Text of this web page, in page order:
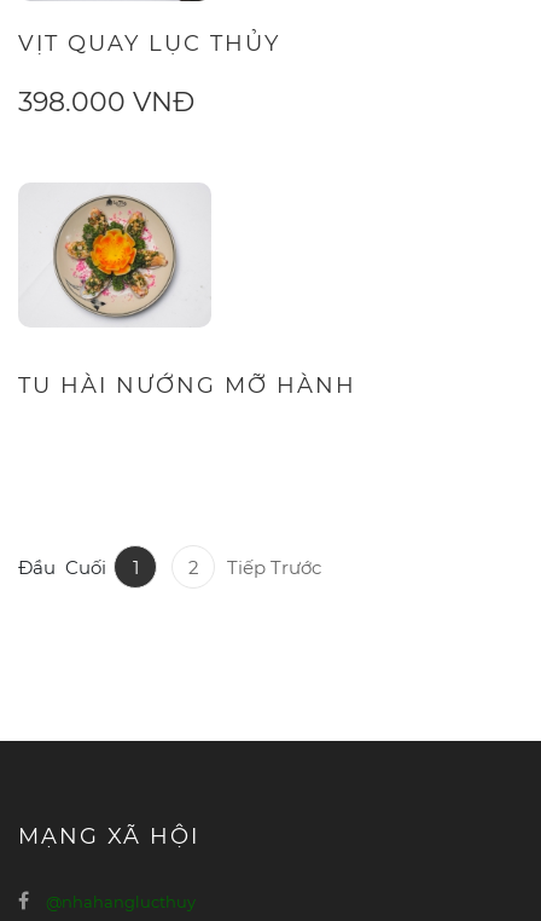
VỊT QUAY LỤC THỦY
398.000 VNĐ
TU HÀI NƯỚNG MỠ HÀNH
Đầu Cuối 1 2 Tiếp Trước
MẠNG XÃ HỘI
@nhahanglucthuy